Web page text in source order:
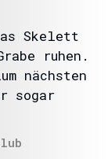
Skelett
ruhen.
nächsten
sogar